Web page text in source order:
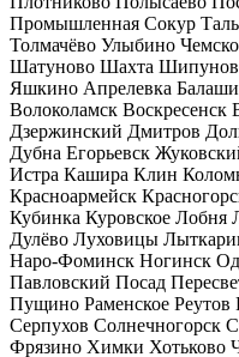
Промышленная Сокур
Толмачёво Улыбино
Шатуново Шахта
Яшкино Апрелевка
Волоколамск Воскресенск
Дзержинский Дмитров
Дубна Егорьевск
Истра Кашира Клин
Красноармейск
Кубинка Куровское Лобня
Дулёво Луховицы
Наро-Фоминск Ногинск
Павловский Посад
Пущино Раменское Реутов
Серпухов Солнечногорск
Фрязино Химки Хотьково